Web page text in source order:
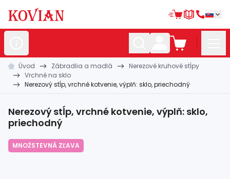
Nerezovépolotovary
Hliníkovépolotovary
Kovanépolotovary
Zábradlia a madlá
Bránovésystémy
Úvod Zábradlia a madlá
Nerezové kruhové stĺpy
Vrchné na sklo
Nerezový stĺp, vrchné kotvenie, výplň: sklo, priechodný
Nerezový stĺp, vrchné kotvenie, výplň: sklo,
priechodný
MNOŽSTEVNÁ ZĽAVA